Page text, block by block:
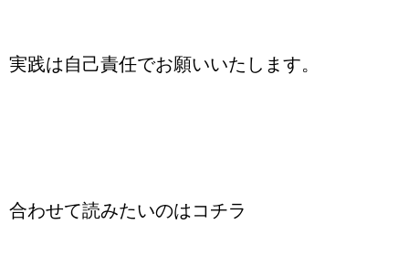
実践は自己責任でお願いいたします。
合わせて読みたいのはコチラ